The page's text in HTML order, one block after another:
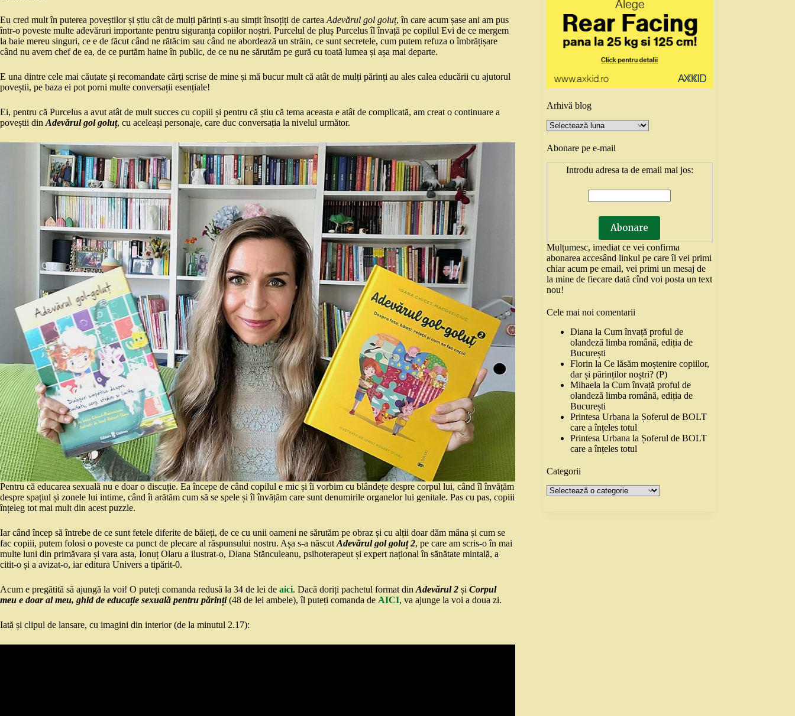
Eu cred mult în puterea poveștilor și știu cât de mulți părinți s-au simțit însoțiți de cartea Adevărul gol goluț, în care acum șase ani am pus
într-o poveste multe adevăruri importante pentru siguranța copiilor noștri. Purcelul de pluș Purcelus îl învață pe copilul Evi de ce mergem
la baie mereu singuri, ce e de făcut când ne rătăcim sau când ne abordează un străin, ce sunt secretele, cum putem refuza o îmbrățișare
când nu avem chef de ea, de ce purtăm haine în public, de ce nu ne sărutăm pe gură cu toată lumea și așa mai departe.
E una dintre cele mai căutate și recomandate cărți scrise de mine și mă bucur mult că atât de mulți părinți au ales calea educării cu ajutorul
poveștii, pe baza ei pot porni multe conversații esențiale!
Ei, pentru că Purcelus a avut atât de mult succes cu copiii și pentru că știu că tema aceasta e atât de complicată, am creat o continuare a
poveștii din Adevărul gol goluț, cu aceleași personaje, care duc conversația la nivelul următor.
Pentru că educarea sexuală nu e doar o discuție. Ea începe de când copilul e mic și îi vorbim cu blândețe despre corpul lui, când îl învățăm
despre spațiul și zonele lui intime, când îi arătăm cum să se spele și îl învățăm care sunt denumirile organelor lui genitale. Pas cu pas, copiii
înțeleg tot mai mult din acest puzzle.
Iar când încep să întrebe de ce sunt fetele diferite de băieți, de ce cu unii oameni ne sărutăm pe obraz și cu alții doar dăm mâna și cum se
fac copiii, putem folosi o poveste ca punct de plecare al răspunsului nostru. Așa s-a născutAdevărul gol goluț 2, pe care am scris-o în mai
multe luni din primăvara și vara asta, Ionuț Olaru a ilustrat-o, Diana Stănculeanu, psihoterapeut și expert național în sănătate mintală, a
citit-o și a avizat-o, iar editura Univers a tipărit-0.
Acum e pregătită să ajungă la voi! O puteți comanda redusă la 34 de lei de aici. Dacă doriți pachetul format dinAdevărul 2 și Corpul
meu e doar al meu, ghid de educație sexuală pentru părinți(48 de lei ambele), îl puteți comanda de AICI, va ajunge la voi a doua zi.
Iată și clipul de lansare, cu imagini din interior (de la minutul 2.17):
Arhivă blog
Arhivă
blog
Abonare pe e-mail
Introdu adresa ta de email mai jos:
Mulțumesc, imediat ce vei confirma
abonarea accesând linkul pe care îl vei primi
chiar acum pe email, vei primi un mesaj de
la mine de fiecare dată cînd voi posta un text
nou!
Cele mai noi comentarii
Diana laCum învață proful de
olandeză limba română, ediția de
București
Florin laCe lăsăm moștenire copiilor,
dar și părinților noștri? (P)
Mihaela laCum învață proful de
olandeză limba română, ediția de
București
Printesa Urbana la Șoferul de BOLT
care a înțeles totul
Printesa Urbana la Șoferul de BOLT
care a înțeles totul
Categorii
Categorii